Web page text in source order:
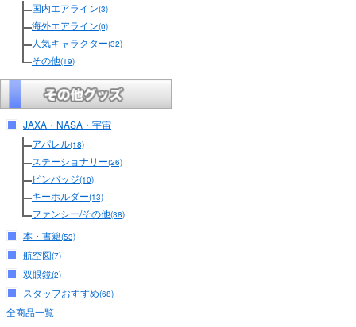
国内エアライン(3)
海外エアライン(0)
人気キャラクター(32)
その他(19)
JAXA・NASA・宇宙
アパレル(18)
ステーショナリー(26)
ピンバッジ(10)
キーホルダー(13)
ファンシー/その他(38)
本・書籍(53)
航空図(7)
双眼鏡(2)
スタッフおすすめ(68)
全商品一覧